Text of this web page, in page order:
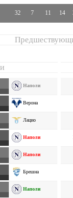
32 7 11 14
Наполи
Верона
Лацио
Наполи
Наполи
Брешиа
Наполи